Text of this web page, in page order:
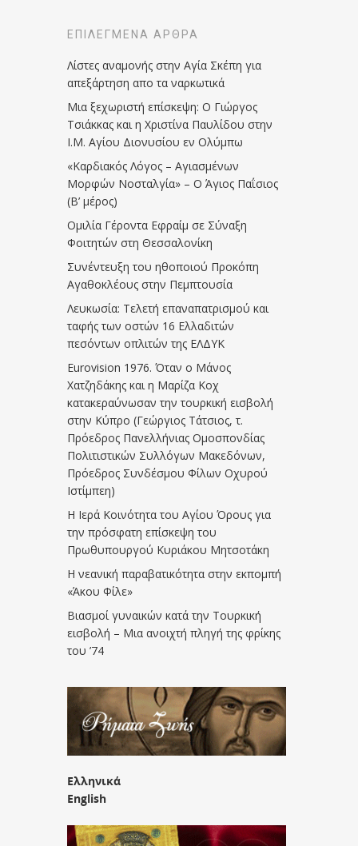
ΕΠΙΛΕΓΜΈΝΑ ΆΡΘΡΑ
Λίστες αναμονής στην Αγία Σκέπη για
απεξάρτηση απο τα ναρκωτικά
Μια ξεχωριστή επίσκεψη: Ο Γιώργος
Τσιάκκας και η Χριστίνα Παυλίδου στην
Ι.Μ. Αγίου Διονυσίου εν Ολύμπω
«Καρδιακός Λόγος – Αγιασμένων
Μορφών Νοσταλγία» – Ο Άγιος Παΐσιος
(Β’ μέρος)
Ομιλία Γέροντα Εφραίμ σε Σύναξη
Φοιτητών στη Θεσσαλονίκη
Συνέντευξη του ηθοποιού Προκόπη
Αγαθοκλέους στην Πεμπτουσία
Λευκωσία: Τελετή επαναπατρισμού και
ταφής των οστών 16 Ελλαδιτών
πεσόντων οπλιτών της ΕΛΔΥΚ
Eurovision 1976. Όταν ο Μάνος
Χατζηδάκης και η Μαρίζα Κοχ
κατακεραύνωσαν την τουρκική εισβολή
στην Κύπρο (Γεώργιος Τάτσιος, τ.
Πρόεδρος Πανελλήνιας Ομοσπονδίας
Πολιτιστικών Συλλόγων Μακεδόνων,
Πρόεδρος Συνδέσμου Φίλων Οχυρού
Ιστίμπεη)
Η Ιερά Κοινότητα του Αγίου Όρους για
την πρόσφατη επίσκεψη του
Πρωθυπουργού Κυριάκου Μητσοτάκη
Η νεανική παραβατικότητα στην εκπομπή
«Άκου Φίλε»
Βιασμοί γυναικών κατά την Τουρκική
εισβολή – Μια ανοιχτή πληγή της φρίκης
του ’74
Ελληνικά
English